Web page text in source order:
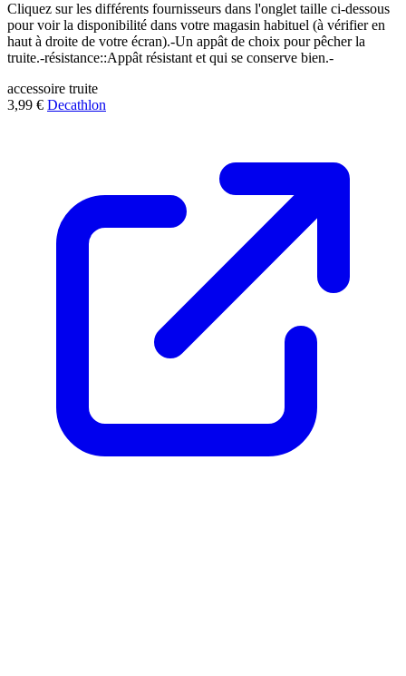
Cliquez sur les différents fournisseurs dans l'onglet taille ci-dessous
pour voir la disponibilité dans votre magasin habituel (à vérifier en
haut à droite de votre écran).-Un appât de choix pour pêcher la
truite.-résistance::Appât résistant et qui se conserve bien.-
accessoire truite
3,99 € Decathlon